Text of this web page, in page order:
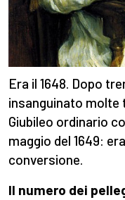
Era il 1648. Dopo
insanguinato molte
Giubileo ordinario
maggio del 1649:
conversione.
Il numero dei